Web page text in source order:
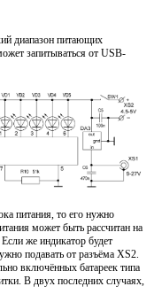
диапазон питающих
запитываться от USB-
питания, то его нужно
может быть рассчитан на
же индикатор будет
подавать от разъёма XS2.
включённых батареек типа
В двух последних случаях,